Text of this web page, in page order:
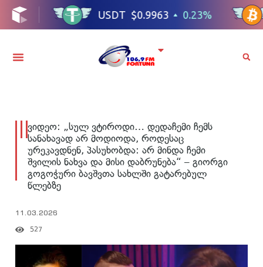
ვიდეო: „სულ ვტიროდი… დედაჩემი ჩემს
სანახავად არ მოდიოდა, როდესაც
ურეკავდნენ, პასუხობდა: არ მინდა ჩემი
შვილის ნახვა და მისი დაბრუნება“ – გიორგი
გოგოჭური ბავშვთა სახლში გატარებულ
წლებზე
11.03.2026
527